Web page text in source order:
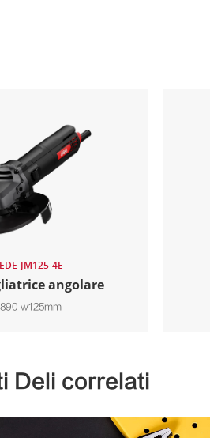
EDE-JM125-4E
angolare
890 w125mm
Deli correlati